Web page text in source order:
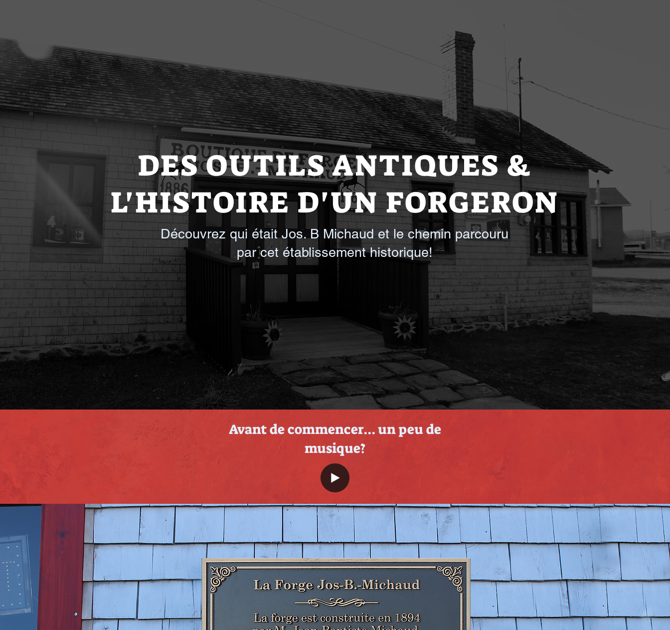
Contact
DES OUTILS ANTIQUES &
L'HISTOIRE D'UN FORGERON
Découvrez qui était Jos. B Michaud et le chemin parcouru
par cet établissement historique!
Avant de commencer... un peu de
musique?